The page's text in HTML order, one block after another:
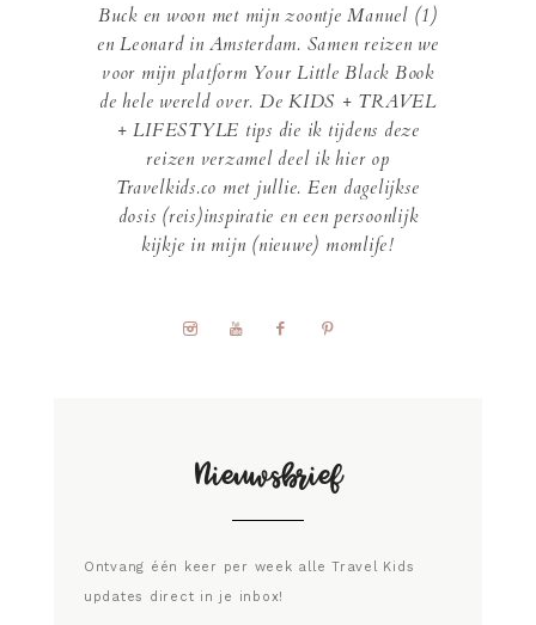
Buck en woon met mijn zoontje Manuel (1)
en Leonard in Amsterdam. Samen reizen we
voor mijn platform Your Little Black Book
de hele wereld over. De KIDS + TRAVEL
+ LIFESTYLE tips die ik tijdens deze
reizen verzamel deel ik hier op
Travelkids.co met jullie. Een dagelijkse
dosis (reis)inspiratie en een persoonlijk
kijkje in mijn (nieuwe) momlife!
Nieuwsbrief
Ontvang één keer per week alle Travel Kids
updates direct in je inbox!